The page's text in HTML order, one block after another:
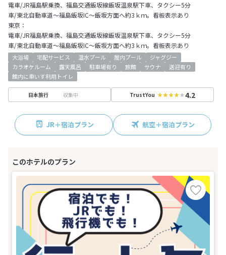
電車/JR福島駅乗換、福島交通飯坂線飯坂温泉駅下車、タクシー5分
車/東北自動車道～福島飯坂IC～飯坂方面へ約3ｋｍ。看板表示あり
東京：
電車/JR福島駅乗換、福島交通飯坂線飯坂温泉駅下車、タクシー5分
車/東北自動車道～福島飯坂IC～飯坂方面へ約3ｋｍ。看板表示あり
大浴場 宅配サービス 温水プール 屋内プール
ジャグジー
カラオケルーム
露天風呂 駐車場有り 旅館 サウナ
送迎有り
館内に車いす利用トイレ
日本旅行 収集中 TrustYou 4.2
JR＋宿泊プラン 航空＋宿泊プラン